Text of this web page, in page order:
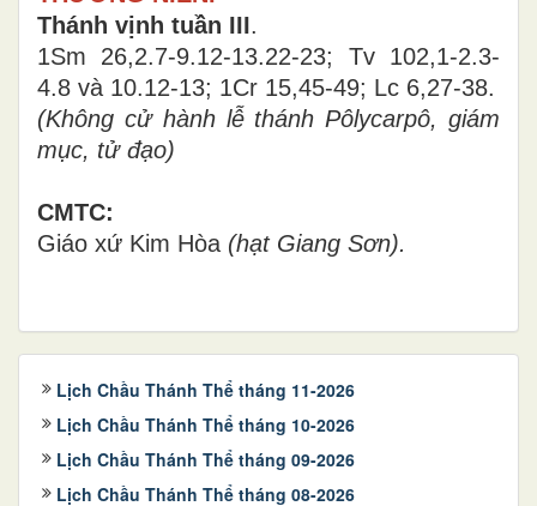
Thánh vịnh tuần III.
1Sm 26,2.7-9.12-13.22-23; Tv 102,1-2.3-
4.8 và 10.12-13; 1Cr 15,45-49; Lc 6,27-38.
(Không cử hành lễ thánh Pôlycarpô, giám
mục, tử đạo)
CMTC:
Giáo xứ Kim Hòa (hạt Giang Sơn).
Lịch Chầu Thánh Thể tháng 11-2026
Lịch Chầu Thánh Thể tháng 10-2026
Lịch Chầu Thánh Thể tháng 09-2026
Lịch Chầu Thánh Thể tháng 08-2026